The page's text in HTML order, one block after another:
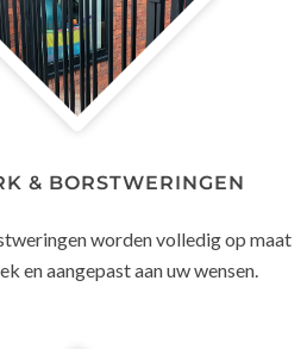
& BORSTWERINGEN
worden volledig op maat
en aangepast aan uw wensen.